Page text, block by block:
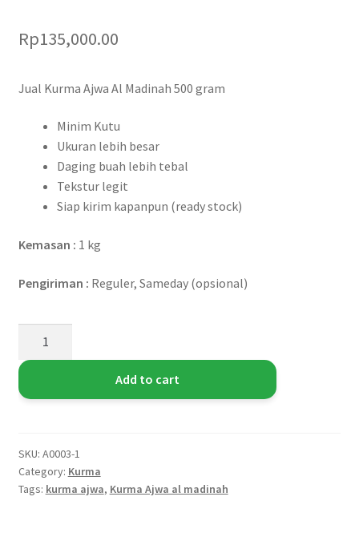
Rp135,000.00
Jual Kurma Ajwa Al Madinah 500 gram
Minim Kutu
Ukuran lebih besar
Daging buah lebih tebal
Tekstur legit
Siap kirim kapanpun (ready stock)
Kemasan : 1 kg
Pengiriman : Reguler, Sameday (opsional)
Add to cart
SKU: A0003-1
Category: Kurma
Tags: kurma ajwa, Kurma Ajwa al madinah